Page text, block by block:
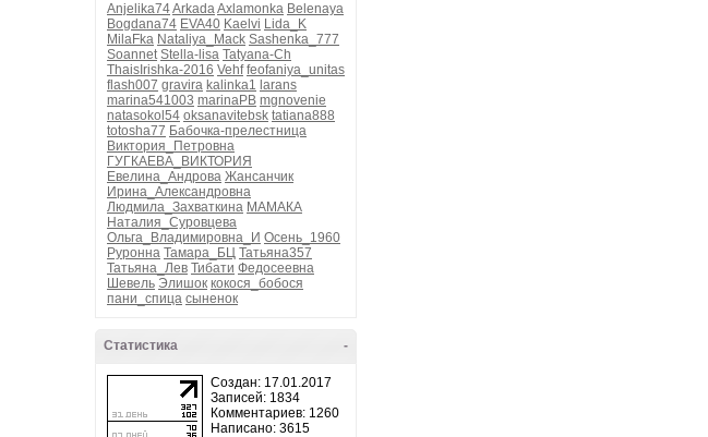
Anjelika74ArkadaAxlamonka Belenaya
Bogdana74 EVA40 Kaelvi Lida_K
MilaFka Nataliya_Mack Sashenka_777
Soannet Stella-lisa Tatyana-Ch
ThaisIrishka-2016 Vehf feofaniya_unitas
flash007 gravira kalinka1 larans
marina541003 marinaPB mgnovenie
natasokol54 oksanavitebsk tatiana888
totosha77 Бабочка-прелестница
Виктория_Петровна
ГУГКАЕВА_ВИКТОРИЯ
Евелина_Андрова Жансанчик
Ирина_Александровна
Людмила_Захваткина МАМАКА
Наталия_Суровцева
Ольга_Владимировна_И Осень_1960
Руронна Тамара_БЦ Татьяна357
Татьяна_Лев Тибати Федосеевна
Шевель Элишок кокося_бобося
пани_спица сыненок
-
Статистика
Создан: 17.01.2017
Записей: 1834
Комментариев: 1260
Написано: 3615